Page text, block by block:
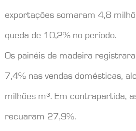
exportações somaram 4,8
queda de 10,2% no período.
Os painéis de madeira
7,4% nas vendas domésticas,
milhões m³. Em contrapartida,
recuaram 27,9%.